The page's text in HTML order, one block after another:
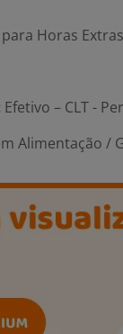
Horas
Efetivo – CLT -
Alimentação /